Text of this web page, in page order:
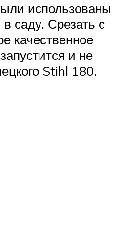
использованы
саду. Срезать с
качественное
и не
Stihl 180.